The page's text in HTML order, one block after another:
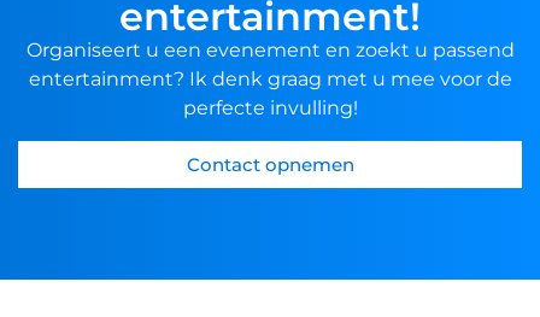
entertainment!
Organiseert u een evenement en zoekt u passend
entertainment? Ik denk graag met u mee voor de
perfecte invulling!
Contact opnemen